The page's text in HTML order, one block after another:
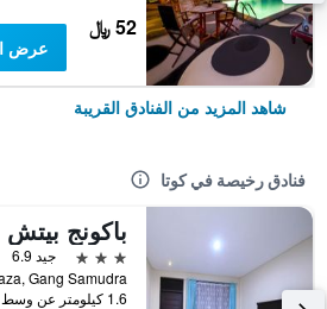
52 ﷼
عرض
شاهد المزيد من الفنادق القريبة
فنادق رخيصة في كوتا
3 نجوم
جيد 6.9
1.6 كيلومتر عن وسط المدينة